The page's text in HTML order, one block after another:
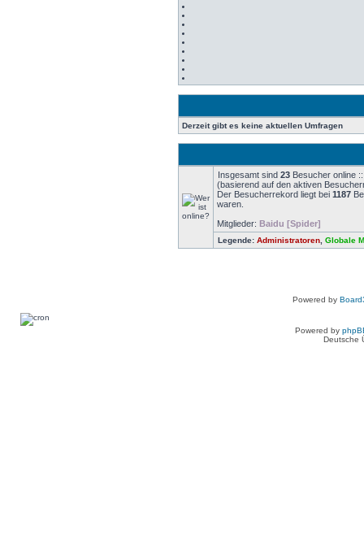
Derzeit gibt es keine aktuellen Umfragen
Insgesamt sind 23 Besucher online
(basierend auf den aktiven
Der Besucherrekord liegt bei 1187
waren.
Mitglieder: Baidu [Spider]
Legende: Administratoren Globale
Powered by
Powered by
Deutsche